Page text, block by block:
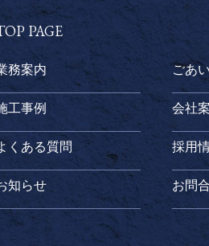
PAGE
務案内
工事例
くある質問
知らせ
ごあ
会社
採用
お問